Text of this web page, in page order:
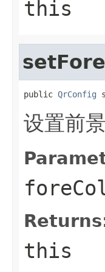
this
public QrConfig
设置前
this